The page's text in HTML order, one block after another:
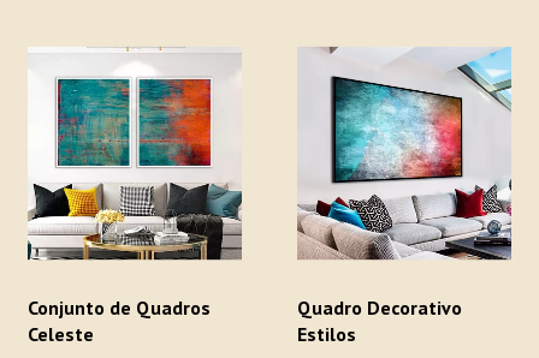
Conjunto de Quadros
Celeste
Quadro Decorativo
Estilos